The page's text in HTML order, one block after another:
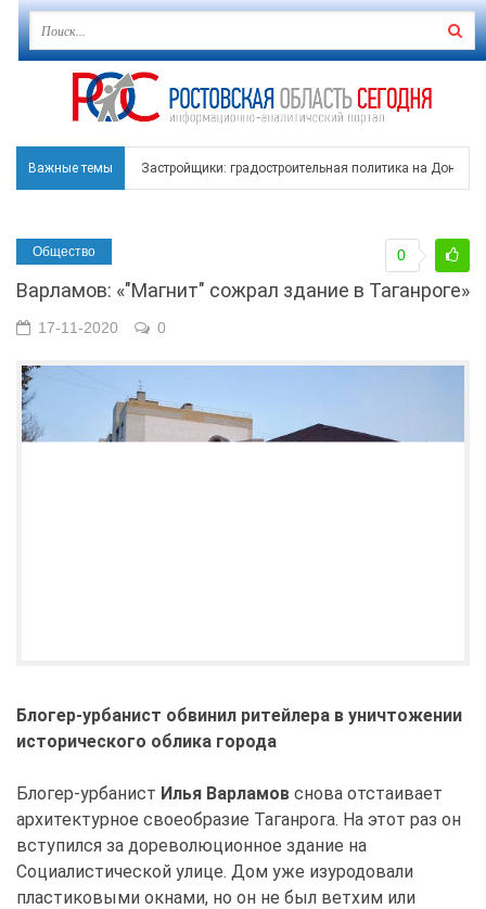
Важные темы Застройщики: градостроительная политика на Дону
В Чеховской библиотеке Таганрога открылась
В Ростове задержан подозреваемый в ночном
Общество
Варламов: «"Магнит" сожрал здание в Таганроге»
0
17-11-2020 0
Блогер-урбанист обвинил ритейлера в уничтожении
исторического облика города
Блогер-урбанист Илья Варламов снова отстаивает
архитектурное своеобразие Таганрога. На этот раз он
вступился за дореволюционное здание на
Социалистической улице. Дом уже изуродовали
пластиковыми окнами, но он не был ветхим или